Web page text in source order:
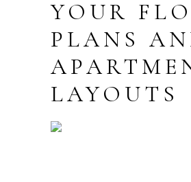
YOUR
PLANS
LAYOUTS